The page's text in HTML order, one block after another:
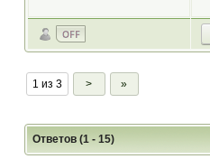
1 из 3 > »
Ответов (1 - 15)